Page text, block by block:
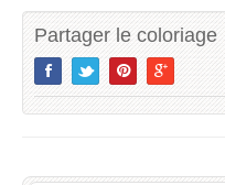
Partager le coloriage